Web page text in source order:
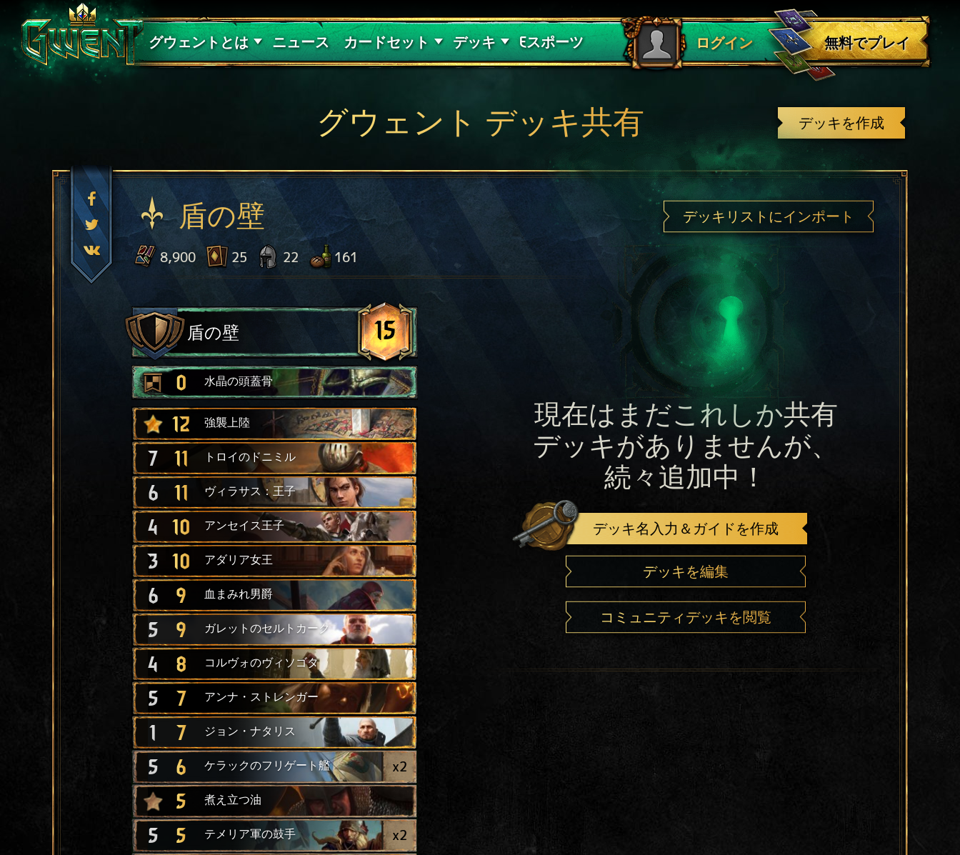
グウェントとは
サポート
ニュース カードセット
紅き血の呪縛
デッキ
デッキガイド
Eスポーツ ログイン
ログアウト
無料でプレイ
デッキを作成
グウェント デッキ共有
盾の壁 デッキリストにインポート
8,900 25 22 161
盾の壁 15
0 水晶の頭蓋骨
12 強襲上陸
7 11 トロイのドニミル
6 11 ヴィラサス：王子
4 10 アンセイス王子
3 10 アダリア女王
6 9 血まみれ男爵
5 9 ガレットのセルトカーク
4 8 コルヴォのヴィソゴタ
5 7 アンナ・ストレンガー
1 7 ジョン・ナタリス
5 6 ケラックのフリゲート艦 x2
5 煮え立つ油
5 5 テメリア軍の鼓手 x2
現在はまだこれしか共有
デッキがありませんが、
続々追加中！
デッキ名入力＆ガイドを作成
デッキを編集
コミュニティデッキを閲覧